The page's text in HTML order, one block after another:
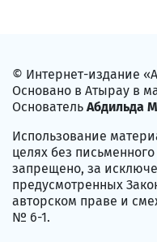
© Интернет-издание
Основано в Атырау в
Основатель Абдильда
Использование
целях без
запрещено, за
предусмотренных
авторском праве и
№ 6-1.